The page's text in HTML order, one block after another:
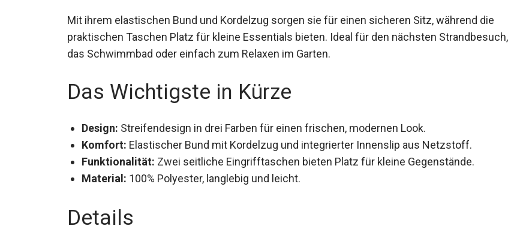
Mit ihrem elastischen Bund und Kordelzug sorgen sie für einen sicheren Sitz, während die
praktischen Taschen Platz für kleine Essentials bieten. Ideal für den nächsten Strandbesuch,
das Schwimmbad oder einfach zum Relaxen im Garten.
Das Wichtigste in Kürze
Design: Streifendesign in drei Farben für einen frischen, modernen Look.
Komfort: Elastischer Bund mit Kordelzug und integrierter Innenslip aus Netzstoff.
Funktionalität: Zwei seitliche Eingrifftaschen bieten Platz für kleine Gegenstände.
Material: 100% Polyester, langlebig und leicht.
Details